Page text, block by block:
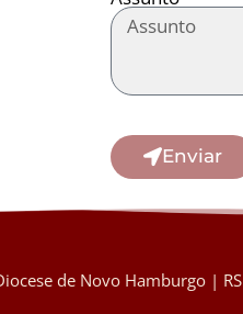
Enviar
de Novo Hamburgo | RS